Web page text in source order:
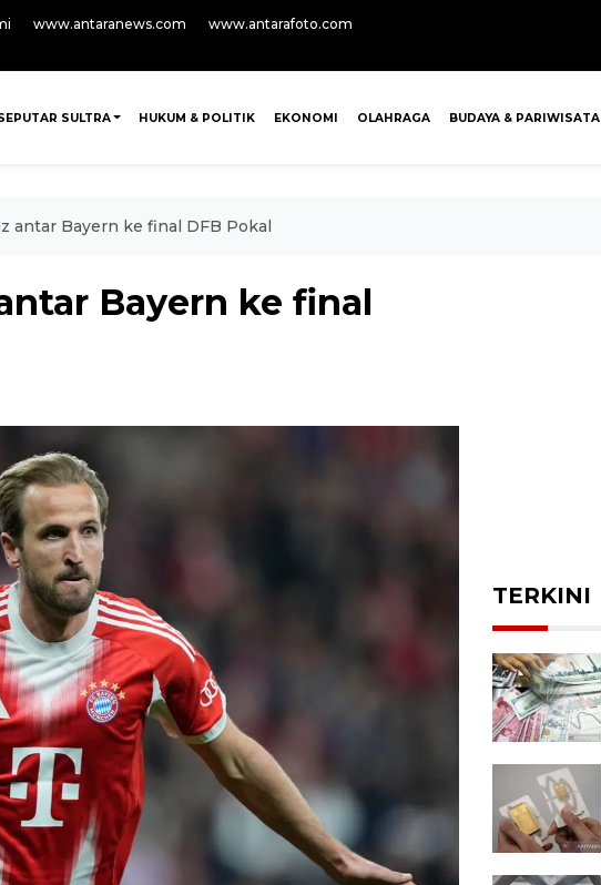
www.antaranews.com
www.antarafoto.com
SULTRA HUKUM & POLITIK EKONOMI OLAHRAGA BUDAYA & PARIWISATA
antar Bayern ke final DFB Pokal
Bayern ke final
TERKINI